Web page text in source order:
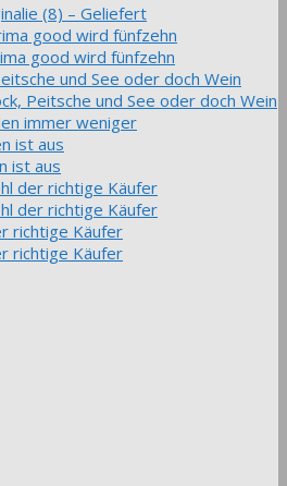
(8) – Geliefert
good wird fünfzehn
good wird fünfzehn
und See oder doch Wein
Peitsche und See oder doch Wein
immer weniger
ist aus
ist aus
der richtige Käufer
der richtige Käufer
richtige Käufer
richtige Käufer